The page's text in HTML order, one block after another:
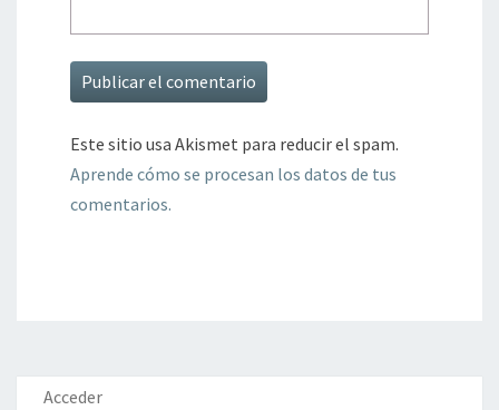
Este sitio usa Akismet para reducir el spam.
Aprende cómo se procesan los datos de tus
comentarios.
Acceder